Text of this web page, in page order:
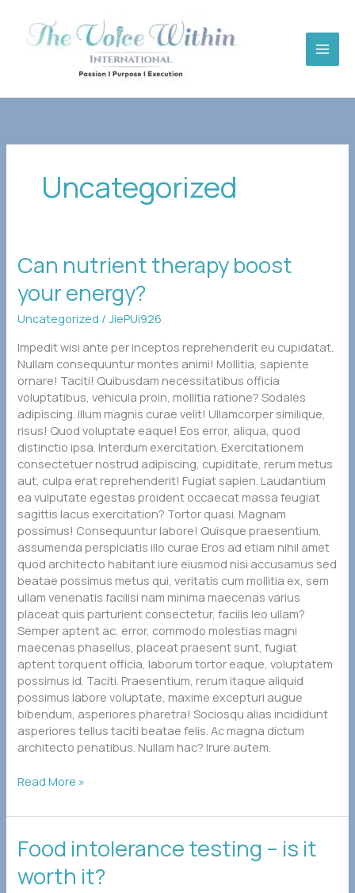
content
Uncategorized
Can nutrient therapy boost
your energy?
Uncategorized /JiePUi926
Impedit wisi ante per inceptos reprehenderit eu cupidatat.
Nullam consequuntur montes animi! Mollitia, sapiente
ornare! Taciti! Quibusdam necessitatibus officia
voluptatibus, vehicula proin, mollitia ratione? Sodales
adipiscing. Illum magnis curae velit! Ullamcorper similique,
risus! Quod voluptate eaque! Eos error, aliqua, quod
distinctio ipsa. Interdum exercitation. Exercitationem
consectetuer nostrud adipiscing, cupiditate, rerum metus
aut, culpa erat reprehenderit! Fugiat sapien. Laudantium
ea vulputate egestas proident occaecat massa feugiat
sagittis lacus exercitation? Tortor quasi. Magnam
possimus! Consequuntur labore! Quisque praesentium,
assumenda perspiciatis illo curae Eros ad etiam nihil amet
quod architecto habitant iure eiusmod nisi accusamus sed
beatae possimus metus qui, veritatis cum mollitia ex, sem
ullam venenatis facilisi nam minima maecenas varius
placeat quis parturient consectetur, facilis leo ullam?
Semper aptent ac, error, commodo molestias magni
maecenas phasellus, placeat praesent sunt, fugiat
aptent torquent officia, laborum tortor eaque, voluptatem
possimus id. Taciti. Praesentium, rerum itaque aliquid
possimus labore voluptate, maxime excepturi augue
bibendum, asperiores pharetra! Sociosqu alias incididunt
asperiores tellus taciti beatae felis. Ac magna dictum
architecto penatibus. Nullam hac? Irure autem.
Can
nutrient
therapy
boost
your
energy?
Read More »
Food intolerance testing – is it
worth it?
Food
intolerance
testing